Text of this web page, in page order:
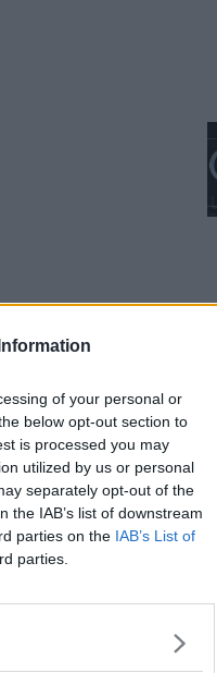
of your personal or
below opt-out section to
is processed you may
utilized by us or personal
separately opt-out of the
IAB’s list of downstream
parties on the IAB’s List of
parties.